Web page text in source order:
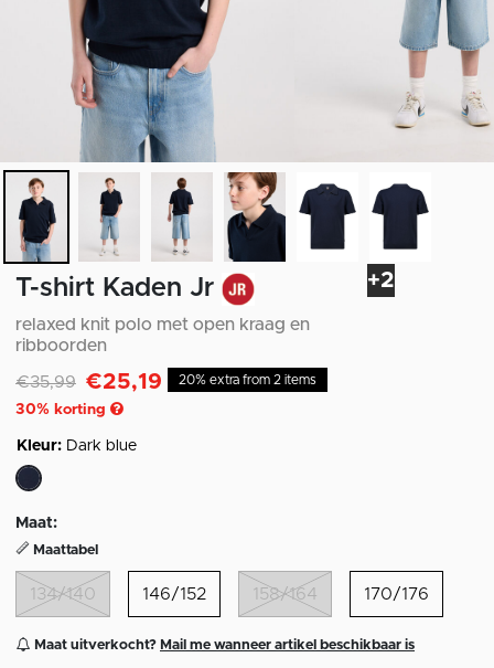
+2
T-shirt Kaden Jr
relaxed knit polo met open kraag en
ribboorden
Afgeprijsd van
€35,99naar
€25,19
30% korting
20% extra from 2 items
Kleur: Dark blue
Maat:
Maattabel
134/140 146/152 158/164 170/176
Maat uitverkocht? Mail me wanneer artikel beschikbaar is